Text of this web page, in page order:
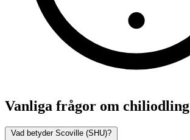
Vanliga frågor om chiliodling
Vad betyder Scoville (SHU)?